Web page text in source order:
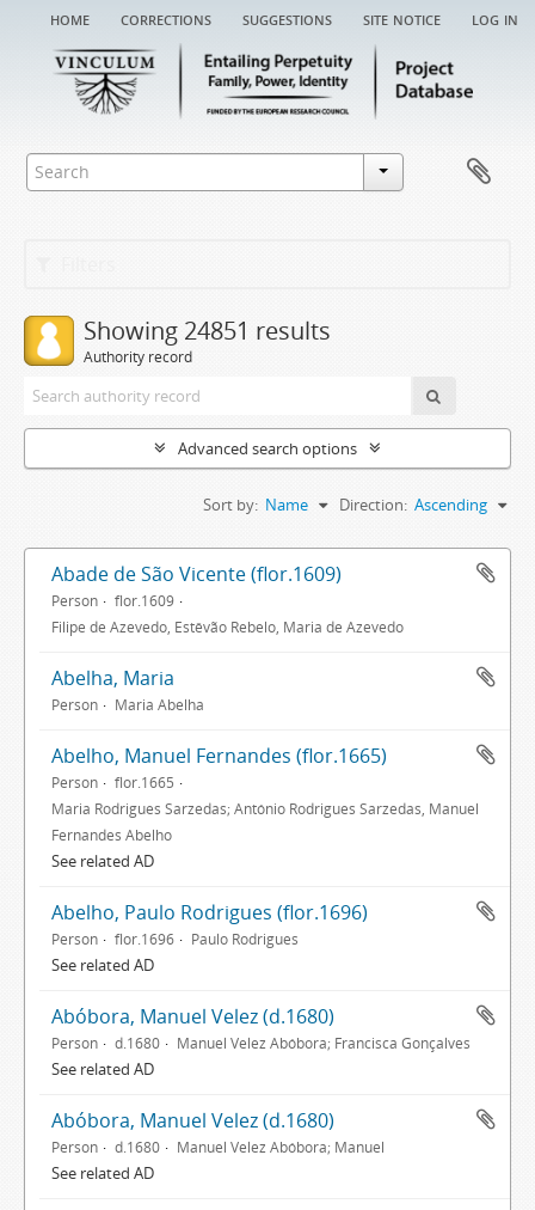
home corrections suggestions site notice log in
Showing 24851 results
Authority record
Advanced search options
Sort by: Name Direction: Ascending
Abade de São Vicente (flor.1609)
Person
flor.1609
Filipe de Azevedo, Estêvão Rebelo, Maria de Azevedo
Abelha, Maria
Person Maria Abelha
Abelho, Manuel Fernandes (flor.1665)
Person
flor.1665
Maria Rodrigues Sarzedas; António Rodrigues Sarzedas, Manuel
Fernandes Abelho
See related AD
Abelho, Paulo Rodrigues (flor.1696)
Person flor.1696 Paulo Rodrigues
See related AD
Abóbora, Manuel Velez (d.1680)
Person d.1680 Manuel Velez Abóbora; Francisca Gonçalves
See related AD
Abóbora, Manuel Velez (d.1680)
Person d.1680 Manuel Velez Abóbora; Manuel
See related AD